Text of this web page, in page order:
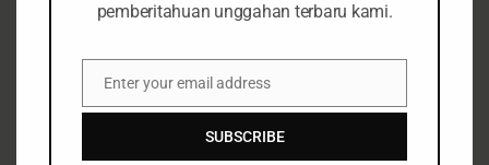
Search
pemberitahuan unggahan terbaru kami.
Enter your email address
SUBSCRIBE